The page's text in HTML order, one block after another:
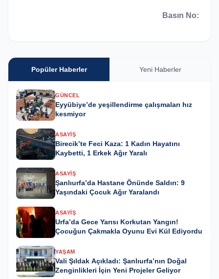
Basın No:
Popüler Haberler Yeni Haberler
GÜNCEL
Eyyübiye’de yeşillendirme çalışmaları hız
kesmiyor
ASAYIŞ
Birecik’te Feci Kaza: 1 Kadın Hayatını
Kaybetti, 1 Erkek Ağır Yaralı
ASAYIŞ
Şanlıurfa’da Hastane Önünde Saldırı: 9
Yaşındaki Çocuk Ağır Yaralandı
ASAYIŞ
Urfa’da Gece Yarısı Korkutan Yangın!
Çocuğun Çakmakla Oyunu Evi Kül Ediyordu
YAŞAM
Vali Şıldak Açıkladı: Şanlıurfa’nın Doğal
Zenginlikleri İçin Yeni Projeler Geliyor